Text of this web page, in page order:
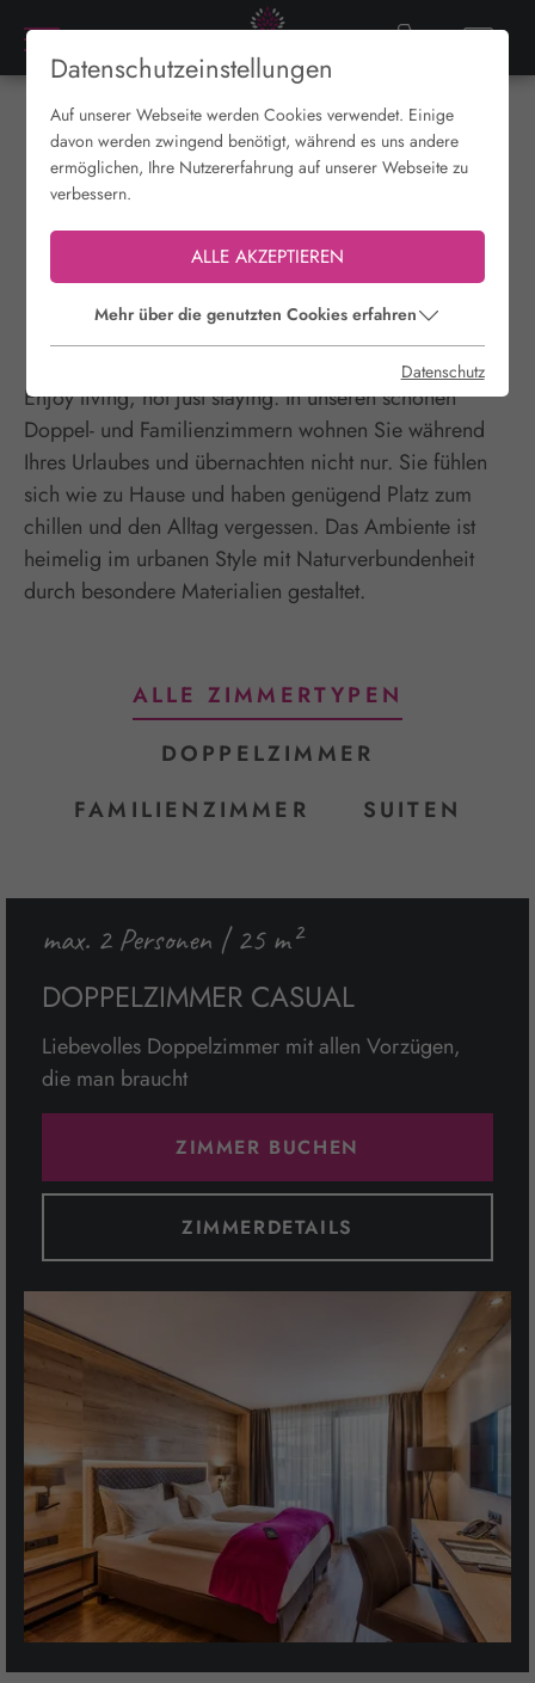
#sleepwell #enjoyyourlife
IM URLAUB WOHNEN,
NICHT NUR
ÜBERNACHTEN
Enjoy living, not just staying. In unseren schönen
Doppel- und Familienzimmern wohnen Sie während
Ihres Urlaubes und übernachten nicht nur. Sie fühlen
sich wie zu Hause und haben genügend Platz zum
chillen und den Alltag vergessen. Das Ambiente ist
heimelig im urbanen Style mit Naturverbundenheit
durch besondere Materialien gestaltet.
ALLE ZIMMERTYPEN
DOPPELZIMMER
FAMILIENZIMMER
SUITEN
max. 2 Personen | 25 m²
DOPPELZIMMER CASUAL
Liebevolles Doppelzimmer mit allen Vorzügen,
die man braucht
ZIMMER BUCHEN
ZIMMERDETAILS
Datenschutzeinstellungen
Auf unserer Webseite werden Cookies verwendet. Einige
davon werden zwingend benötigt, während es uns andere
ermöglichen, Ihre Nutzererfahrung auf unserer Webseite zu
verbessern.
ALLE AKZEPTIEREN
Mehr über die genutzten Cookies erfahren
Datenschutz